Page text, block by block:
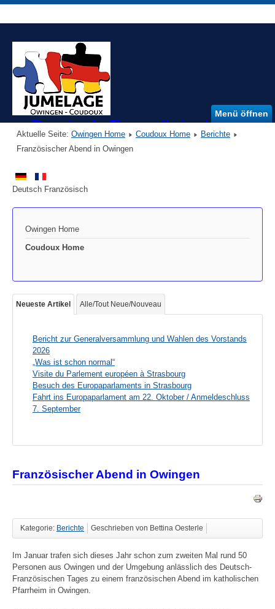
Deutsch Französischer
DFVO e.V.
Menü öffnen
Aktuelle Seite: Owingen Home Coudoux Home
Berichte
Französischer Abend in Owingen
Deutsch Französisch
Owingen Home
Coudoux Home
Neueste Artikel Alle/Tout Neue/Nouveau
Bericht zur Generalversammlung und Wahlen des Vorstands
2026
„Was ist schon normal“
Visite du Parlement européen à Strasbourg
Besuch des Europaparlaments in Strasbourg
Fahrt ins Europaparlament am 22. Oktober / Anmeldeschluss
7. September
Französischer Abend in Owingen
Kategorie: Berichte Geschrieben von Bettina Oesterle
Im Januar trafen sich dieses Jahr schon zum zweiten Mal rund 50
Personen aus Owingen und der Umgebung anlässlich des Deutsch-
Französischen Tages zu einem französischen Abend im katholischen
Pfarrheim in Owingen.